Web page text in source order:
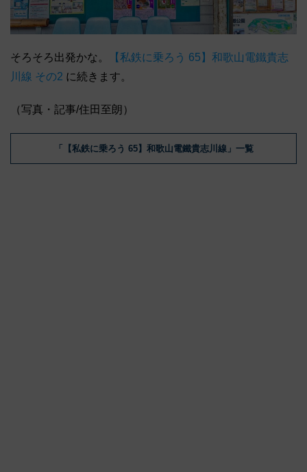
そろそろ出発かな。
【私鉄に乗ろう 65】和歌山電鐵貴志
川線 その2 に続きます。
（写真・記事/住田至朗）
「【私鉄に乗ろう 65】和歌山電鐵貴志川線」一覧